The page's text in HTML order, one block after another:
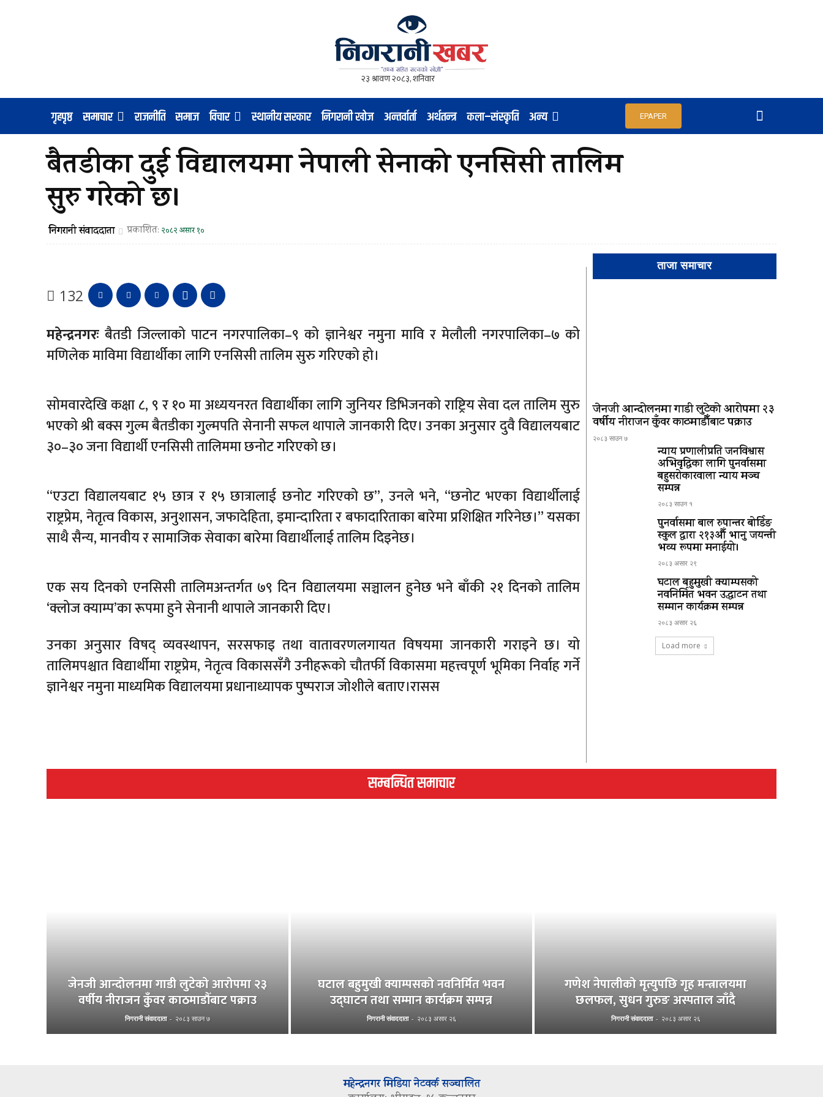
गृहपृष्ठ समाचार राजनीति समाज विचार स्थानीय सरकार निगरानी खोज अन्तर्वार्ता अर्थतन्त्र कला–संस्कृति अन्य EPAPER
बैतडीका दुई विद्यालयमा नेपाली सेनाको एनसिसी तालिम
सुरु गरेको छ।
निगरानी संवाददाता प्रकाशित: २०८२ असार १०
132
महेन्द्रनगरः बैतडी जिल्लाको पाटन नगरपालिका–९ को ज्ञानेश्वर नमुना मावि र मेलौली नगरपालिका–७ को
मणिलेक माविमा विद्यार्थीका लागि एनसिसी तालिम सुरु गरिएको हो।
सोमवारदेखि कक्षा ८, ९ र १० मा अध्ययनरत विद्यार्थीका लागि जुनियर डिभिजनको राष्ट्रिय सेवा दल तालिम सुरु
भएको श्री बक्स गुल्म बैतडीका गुल्मपति सेनानी सफल थापाले जानकारी दिए। उनका अनुसार दुवै विद्यालयबाट
३०–३० जना विद्यार्थी एनसिसी तालिममा छनोट गरिएको छ।
“एउटा विद्यालयबाट १५ छात्र र १५ छात्रालाई छनोट गरिएको छ”, उनले भने, “छनोट भएका विद्यार्थीलाई
राष्ट्रप्रेम, नेतृत्व विकास, अनुशासन, जफादेहिता, इमान्दारिता र बफादारिताका बारेमा प्रशिक्षित गरिनेछ।” यसका
साथै सैन्य, मानवीय र सामाजिक सेवाका बारेमा विद्यार्थीलाई तालिम दिइनेछ।
एक सय दिनको एनसिसी तालिमअन्तर्गत ७९ दिन विद्यालयमा सञ्चालन हुनेछ भने बाँकी २१ दिनको तालिम
‘क्लोज क्याम्प’का रूपमा हुने सेनानी थापाले जानकारी दिए।
उनका अनुसार विषद् व्यवस्थापन, सरसफाइ तथा वातावरणलगायत विषयमा जानकारी गराइने छ। यो
तालिमपश्चात विद्यार्थीमा राष्ट्रप्रेम, नेतृत्व विकाससँगै उनीहरूको चौतर्फी विकासमा महत्त्वपूर्ण भूमिका निर्वाह गर्ने
ज्ञानेश्वर नमुना माध्यमिक विद्यालयमा प्रधानाध्यापक पुष्पराज जोशीले बताए।रासस
ताजा समाचार
जेनजी आन्दोलनमा गाडी लुटेको आरोपमा २३
वर्षीय नीराजन कुँवर काठमाडौँबाट पक्राउ
२०८३ साउन ७
न्याय प्रणालीप्रति जनविश्वास
अभिवृद्धिका लागि पुनर्वासमा
बहुसरोकारवाला न्याय मञ्च
सम्पन्न
२०८३ साउन १
पुनर्वासमा बाल रुपान्तर बोर्डिङ
स्कुल द्धारा २१३औँ भानु जयन्ती
भव्य रूपमा मनाईयो।
२०८३ असार २९
घटाल बहुमुखी क्याम्पसको
नवनिर्मित भवन उद्घाटन तथा
सम्मान कार्यक्रम सम्पन्न
२०८३ असार २६
Load more
सम्बन्धित समाचार
जेनजी आन्दोलनमा गाडी लुटेको आरोपमा २३
वर्षीय नीराजन कुँवर काठमाडौँबाट पक्राउ
निगरानी संवाददाता - २०८३ साउन ७
घटाल बहुमुखी क्याम्पसको नवनिर्मित भवन
उद्घाटन तथा सम्मान कार्यक्रम सम्पन्न
निगरानी संवाददाता - २०८३ असार २६
गणेश नेपालीको मृत्युपछि गृह मन्त्रालयमा
छलफल, सुधन गुरुङ अस्पताल जाँदै
निगरानी संवाददाता - २०८३ असार २६
महेन्द्रनगर मिडिया नेटवर्क सञ्चालित